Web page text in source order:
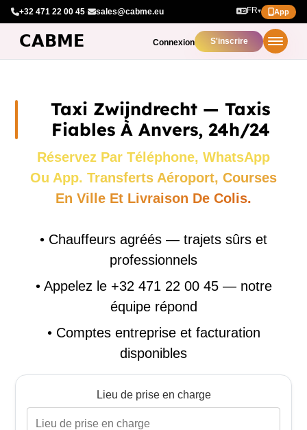
+32 471 22 00 45· sales@cabme.eu FR▾ App
Connexion S'inscrire
Taxi Zwijndrecht — Taxis
Fiables À Anvers, 24h/24
Réservez Par Téléphone, WhatsApp
Ou App. Transferts Aéroport, Courses
En Ville Et Livraison De Colis.
• Chauffeurs agréés — trajets sûrs et
professionnels
• Appelez le +32 471 22 00 45 — notre
équipe répond
• Comptes entreprise et facturation
disponibles
Lieu de prise en charge